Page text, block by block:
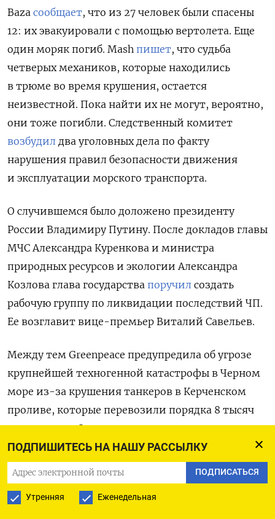
ПОДПИШИТЕСЬ НА НАШУ РАССЫЛКУ
ПОДПИСАТЬСЯ
Утренняя Еженедельная
Baza сообщает, что из 27 человек были спасены
12: их эвакуировали с помощью вертолета. Еще
один моряк погиб. Mash пишет, что судьба
четверых механиков, которые находились
в трюме во время крушения, остается
неизвестной. Пока найти их не могут, вероятно,
они тоже погибли. Следственный комитет
возбудил два уголовных дела по факту
нарушения правил безопасности движения
и эксплуатации морского транспорта.
О случившемся было доложено президенту
России Владимиру Путину. После докладов главы
МЧС Александра Куренкова и министра
природных ресурсов и экологии Александра
Козлова глава государства поручил создать
рабочую группу по ликвидации последствий ЧП.
Ее возглавит вице-премьер Виталий Савельев.
Между тем Greenpeace предупредила об угрозе
крупнейшей техногенной катастрофы в Черном
море из-за крушения танкеров в Керченском
проливе, которые перевозили порядка 8 тысяч
тонн мазута. Организация напомнила, что в 2007
году в том же месте затонул другой танкер типа
«Волгонефть». По официальным данным, тогда
в море тогда попало 1,6 тысячи тонн мазута. Эта
авария привела к загрязнению десятков